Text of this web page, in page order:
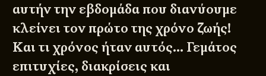
αυτήν την εβδομάδα που διανύουμε
κλείνει τον πρώτο της χρόνο ζωής!
Και τι χρόνος ήταν αυτός… Γεμάτος
επιτυχίες, διακρίσεις και